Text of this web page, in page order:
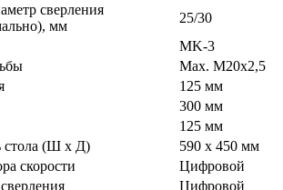
сверления
мм
25/30
MK-3
Max. M20x2,5
125 мм
300 мм
125 мм
стола (Ш х Д)
590 x 450 мм
скорости
Цифровой
Цифровой